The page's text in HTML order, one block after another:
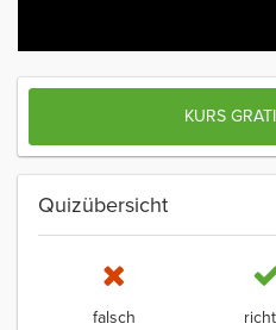
KURS
Quizübersicht
falsch